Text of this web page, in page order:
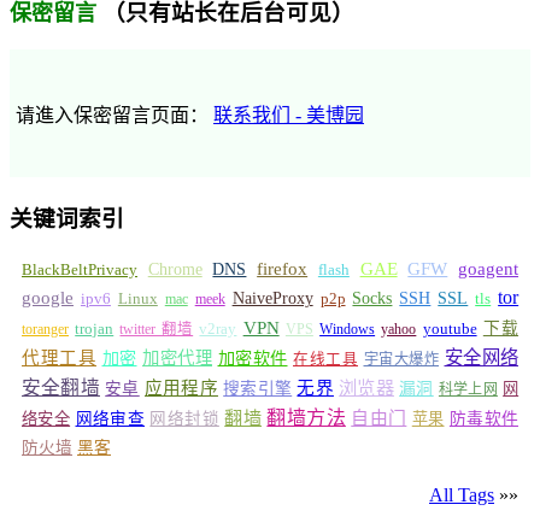
保密留言 （只有站长在后台可见）
请進入保密留言页面： 联系我们 - 美博园
关键词索引
BlackBeltPrivacy Chrome DNS firefox flash GAE GFW
goagent
google ipv6 Linux mac meek NaiveProxy p2p Socks SSH SSL tls tor
toranger trojan twitter 翻墙 v2ray VPN VPS Windows yahoo youtube 下载
代理工具 加密 加密代理 加密软件 在线工具 宇宙大爆炸 安全网络
安全翻墙 安卓 应用程序 搜索引擎 无界 浏览器 漏洞 科学上网 网
络安全 网络审查 网络封锁 翻墙 翻墙方法 自由门 苹果 防毒软件
防火墙 黑客
All Tags »»